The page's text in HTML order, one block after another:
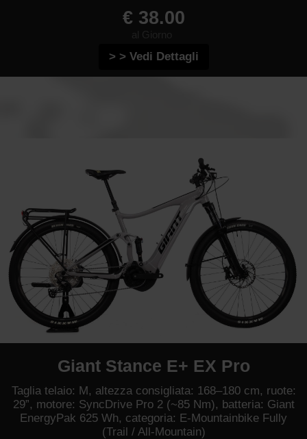
€ 38.00
> > Vedi Dettagli
Giant Stance E+ EX Pro
Taglia telaio: M, altezza consigliata: 168–180 cm, ruote:
29”, motore: SyncDrive Pro 2 (~85 Nm), batteria: Giant
EnergyPak 625 Wh, categoria: E-Mountainbike Fully
(Trail / All-Mountain)